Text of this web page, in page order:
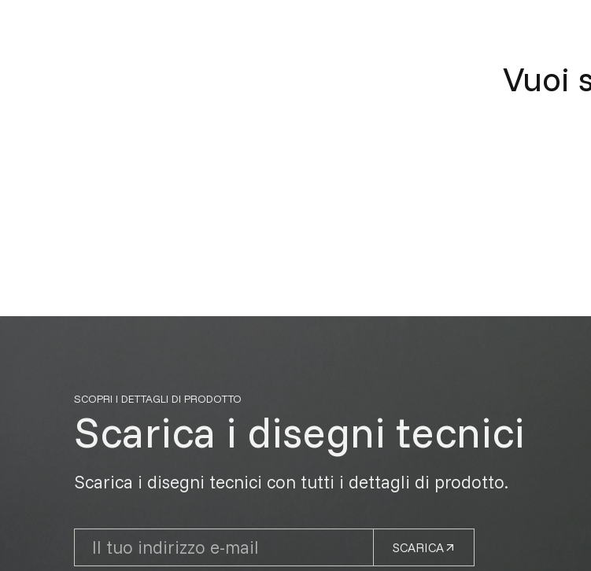
Vuoi
SCOPRI I DETTAGLI DI PRODOTTO
Scarica i disegni tecnici
Scarica i disegni tecnici con tutti i dettagli di prodotto.
SCARICA